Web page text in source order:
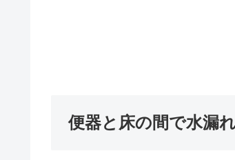
便器と床の間で水漏